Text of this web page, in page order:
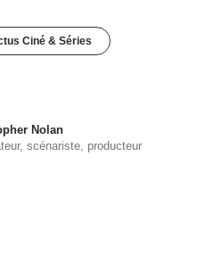
Ciné & Séries
Nolan
scénariste, producteur